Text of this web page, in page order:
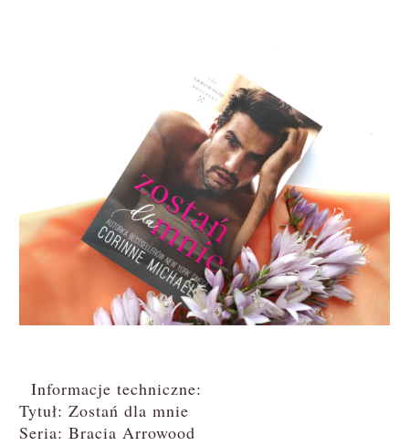
Informacje techniczne:
Tytuł: Zostań dla mnie
Seria: Bracia Arrowood